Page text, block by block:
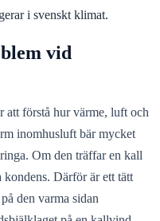
i svenskt klimat.
vid
att förstå hur värme, luft och
inomhusluft bär mycket
Om den träffar en kall
Därför är ett tätt
den varma sidan